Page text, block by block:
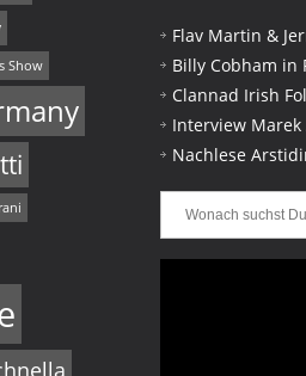
Show
Flav Martin &
Billy Cobham in
Clannad Irish
Interview Marek
Nachlese